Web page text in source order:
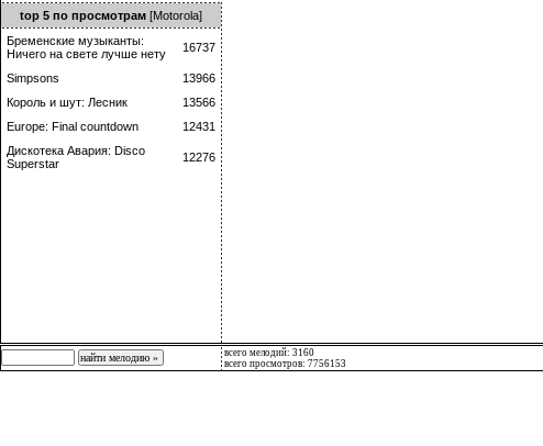
top 5 по просмотрам [Motorola]
Бременские музыканты:
Ничего на свете лучше нету
16737
Simpsons
13966
Король и шут: Лесник
13566
Europe: Final countdown
12431
Дискотека Авария: Disco
Superstar
12276
всего мелодий: 3160
всего просмотров: 7756153